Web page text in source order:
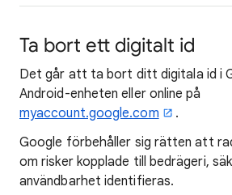
Ta bort ett digitalt id
Det går att ta bort ditt digitala id i
Android-enheten eller online på
myaccount.google.com
.
Google förbehåller sig rätten att
om risker kopplade till bedrägeri,
användbarhet identifieras.